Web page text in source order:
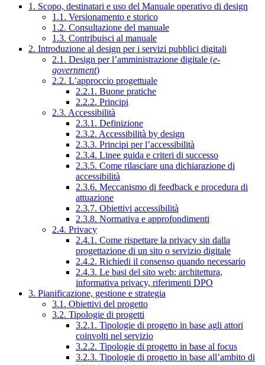
1. Scopo, destinatari e uso del Manuale operativo di design
1.1. Versionamento e storico
1.2. Consultazione del manuale
1.3. Contribuisci al manuale
2. Introduzione al design per i servizi pubblici digitali
2.1. Design per l’amministrazione digitale (e-
government)
2.2. L’approccio progettuale
2.2.1. Buone pratiche
2.2.2. Principi
2.3. Accessibilità
2.3.1. Definizione
2.3.2. Accessibilità by design
2.3.3. Principi per l’accessibilità
2.3.4. Linee guida e criteri di successo
2.3.5. Come rilasciare una dichiarazione di
accessibilità
2.3.6. Meccanismo di feedback e procedura di
attuazione
2.3.7. Obiettivi accessibilità
2.3.8. Normativa e approfondimenti
2.4. Privacy
2.4.1. Come rispettare la privacy sin dalla
progettazione di un sito o servizio digitale
2.4.2. Richiedi il consenso quando necessario
2.4.3. Le basi del sito web: architettura,
informativa privacy, riferimenti DPO
3. Pianificazione, gestione e strategia
3.1. Obiettivi del progetto
3.2. Tipologie di progetti
3.2.1. Tipologie di progetto in base agli attori
coinvolti nel servizio
3.2.2. Tipologie di progetto in base al focus
3.2.3. Tipologie di progetto in base all’ambito di